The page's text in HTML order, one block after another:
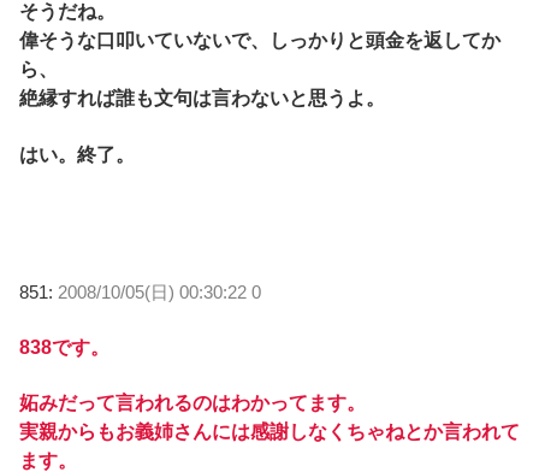
そうだね。
偉そうな口叩いていないで、しっかりと頭金を返してか
ら、
絶縁すれば誰も文句は言わないと思うよ。
はい。終了。
851: 2008/10/05(日) 00:30:22 0
838です。
妬みだって言われるのはわかってます。
実親からもお義姉さんには感謝しなくちゃねとか言われて
ます。